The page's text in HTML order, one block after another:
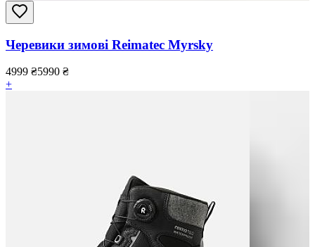
Черевики зимові Reimatec Myrsky
4999 ₴5990 ₴
+